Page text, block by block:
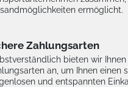
ermöglicht.
Zahlungsarten
bieten wir Ihnen
an, um Ihnen einen
und entspannten